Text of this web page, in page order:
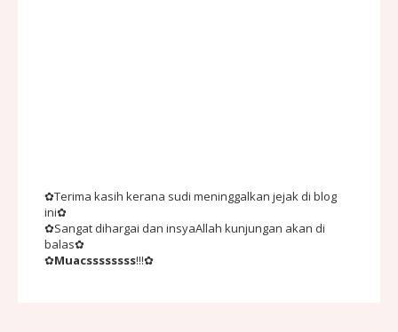
✿Terima kasih kerana sudi meninggalkan jejak di blog
ini✿
✿Sangat dihargai dan insyaAllah kunjungan akan di
balas✿
✿Muacssssssss!!!✿